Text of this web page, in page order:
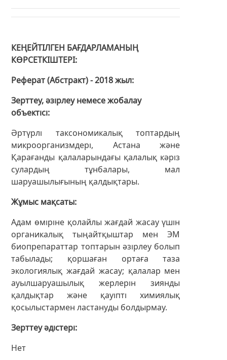
КЕҢЕЙТІЛГЕН БАҒДАРЛАМАНЫҢ
КӨРСЕТКІШТЕРІ
Реферат (Абстракт) - 2018 жыл
Зерттеу, әзірлеу немесе жобалау
объектісі
Әртүрлі таксономикалық топтардың
микроорганизмдері, Астана және
Қарағанды қалаларындағы қалалық кәріз
сулардың тұнбалары, мал
шаруашылығының қалдықтары.
Жұмыс мақсаты
Адам өміріне қолайлы жағдай жасау үшін
органикалық тыңайтқыштар мен ЭМ
биопрепараттар топтарын әзірлеу болып
табылады; қоршаған ортаға таза
экологиялық жағдай жасау; қалалар мен
ауылшаруашылық жерлерін зиянды
қалдықтар және қауіпті химиялық
қосылыстармен ластануды болдырмау.
Зерттеу әдістері
Нет